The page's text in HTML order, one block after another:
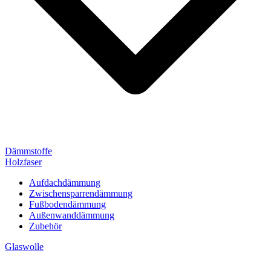
Dämmstoffe
Holzfaser
Aufdachdämmung
Zwischensparrendämmung
Fußbodendämmung
Außenwanddämmung
Zubehör
Glaswolle